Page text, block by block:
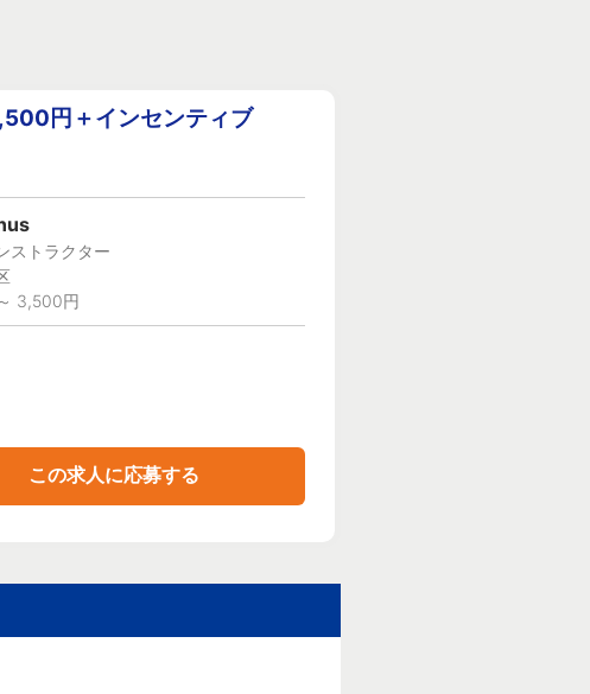
円＋インセンティブ
ストラクター
3,500円
この求人に応募する